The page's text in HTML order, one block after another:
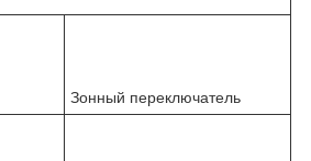
Зонный переключатель